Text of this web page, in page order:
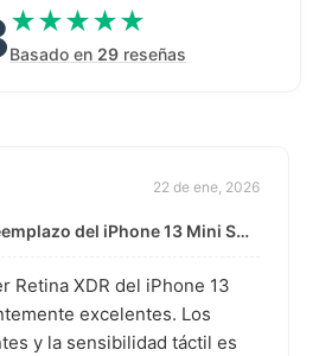
★★★★★
★★★★★
Basado en 29 reseñas
22 de ene, 2026
Para: Pantalla de reemplazo del iPhone 13 Mini Super Retina XDR al por mayor | Calidad basada en datos
Retina XDR del iPhone 13
excelentes. Los
y la sensibilidad táctil es